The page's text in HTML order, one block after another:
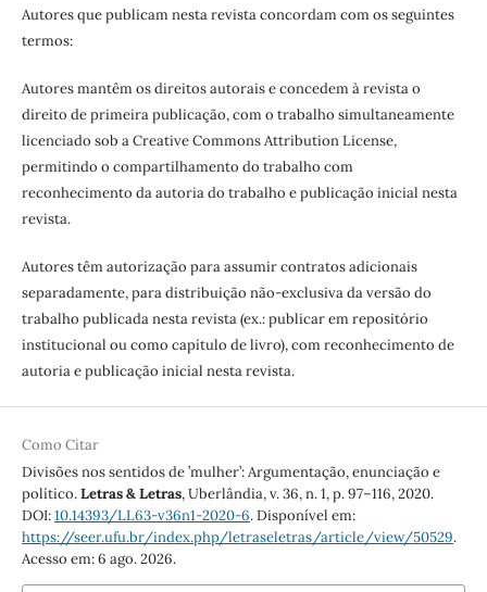
Autores que publicam nesta revista concordam com os seguintes
termos:
Autores mantêm os direitos autorais e concedem à revista o
direito de primeira publicação, com o trabalho simultaneamente
licenciado sob a Creative Commons Attribution License,
permitindo o compartilhamento do trabalho com
reconhecimento da autoria do trabalho e publicação inicial nesta
revista.
Autores têm autorização para assumir contratos adicionais
separadamente, para distribuição não-exclusiva da versão do
trabalho publicada nesta revista (ex.: publicar em repositório
institucional ou como capítulo de livro), com reconhecimento de
autoria e publicação inicial nesta revista.
Como Citar
Divisões nos sentidos de ’mulher’: Argumentação, enunciação e
político.Letras & Letras, Uberlândia, v. 36, n. 1, p. 97–116, 2020.
DOI:10.14393/LL63-v36n1-2020-6. Disponível em:
https://seer.ufu.br/index.php/letraseletras/article/view/50529.
Acesso em: 6 ago. 2026.